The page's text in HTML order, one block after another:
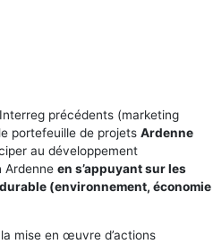
précédents (marketing
portefeuille de projets Ardenne
au développement
Ardenne en s’appuyant sur les
(environnement, économie
mise en œuvre d’actions